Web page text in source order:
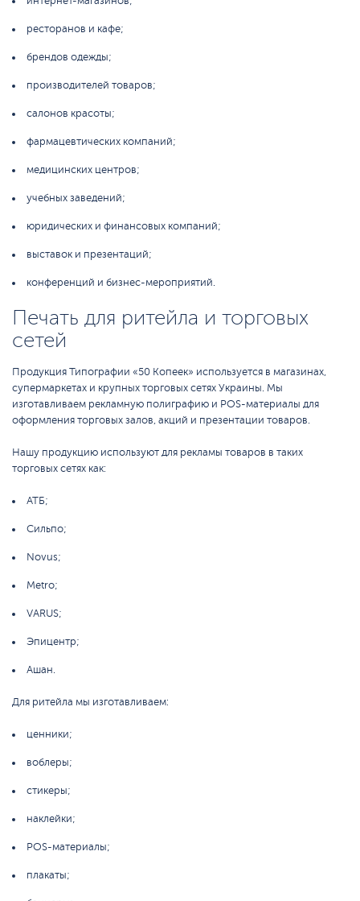
ресторанов и кафе;
брендов одежды;
производителей товаров;
салонов красоты;
фармацевтических компаний;
медицинских центров;
учебных заведений;
юридических и финансовых компаний;
выставок и презентаций;
конференций и бизнес-мероприятий.
Печать для ритейла и торговых
сетей
Продукция Типографии «50 Копеек» используется в магазинах,
супермаркетах и крупных торговых сетях Украины. Мы
изготавливаем рекламную полиграфию и POS-материалы для
оформления торговых залов, акций и презентации товаров.
Нашу продукцию используют для рекламы товаров в таких
торговых сетях как:
АТБ;
Сильпо;
Novus;
Metro;
VARUS;
Эпицентр;
Ашан.
Для ритейла мы изготавливаем:
ценники;
воблеры;
стикеры;
наклейки;
POS-материалы;
плакаты;